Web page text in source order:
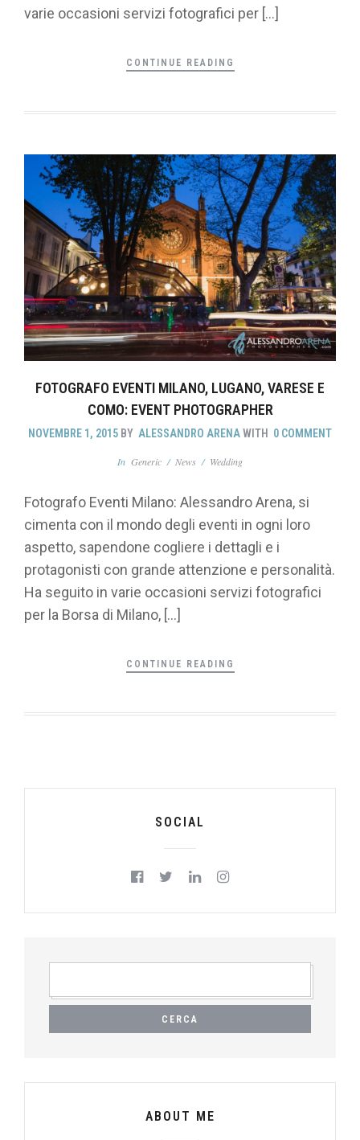
varie occasioni servizi fotografici per […]
CONTINUE READING
FOTOGRAFO EVENTI MILANO, LUGANO, VARESE E
COMO: EVENT PHOTOGRAPHER
NOVEMBRE 1, 2015 BY ALESSANDRO ARENAWITH 0 COMMENT
In Generic / News / Wedding
Fotografo Eventi Milano: Alessandro Arena, si
cimenta con il mondo degli eventi in ogni loro
aspetto, sapendone cogliere i dettagli e i
protagonisti con grande attenzione e personalità.
Ha seguito in varie occasioni servizi fotografici
per la Borsa di Milano, […]
CONTINUE READING
SOCIAL
ABOUT ME